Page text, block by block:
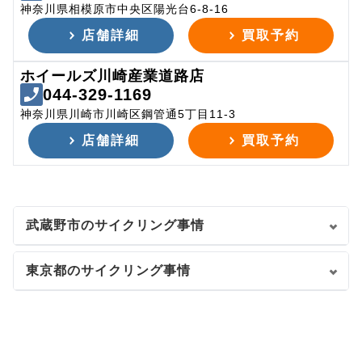
神奈川県相模原市中央区陽光台6-8-16
店舗詳細 買取予約
ホイールズ川崎産業道路店
044-329-1169
神奈川県川崎市川崎区鋼管通5丁目11-3
店舗詳細 買取予約
武蔵野市のサイクリング事情
東京都のサイクリング事情